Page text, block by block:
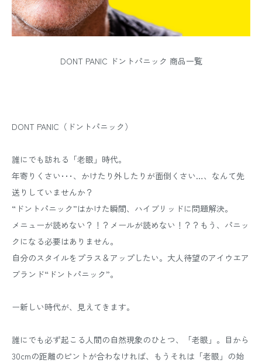
DONT PANIC ドントパニック 商品一覧
DONT PANIC（ドントパニック）
誰にでも訪れる「老眼」時代。
年寄りくさい･･･、かけたり外したりが面倒くさい…、なんて先
送りしていませんか？
“ドントパニック”はかけた瞬間、ハイブリッドに問題解決。
メニューが読めない？！？メールが読めない！？？もう、パニッ
クになる必要はありません。
自分のスタイルをプラス＆アップしたい。大人待望のアイウエア
ブランド“ドントパニック”。
ー新しい時代が、見えてきます。
誰にでも必ず起こる人間の自然現象のひとつ、「老眼」。目から
30cmの距離のピントが合わなければ、もうそれは「老眼」の始